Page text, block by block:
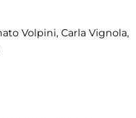
Volpini, Carla Vignola,